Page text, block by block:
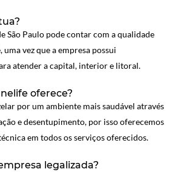
São Paulo pode contar com a qualidade
uma vez que a empresa possui
atender a capital, interior e litoral.
oferece?
por um ambiente mais saudável através
e desentupimento, por isso oferecemos
em todos os serviços oferecidos.
legalizada?